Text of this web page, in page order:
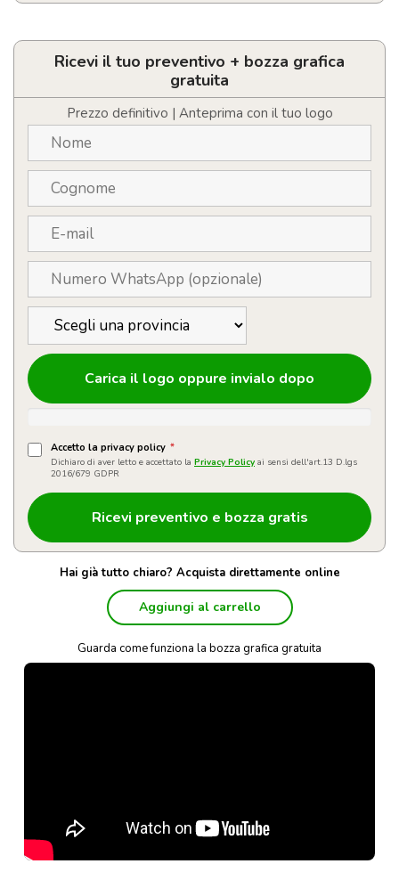
Speaker
wireless
quantità
Ricevi il tuo preventivo + bozza grafica
gratuita
Prezzo definitivo | Anteprima con il tuo logo
Carica il logo oppure invialo dopo
Accetto la privacy policy *
Dichiaro di aver letto e accettato la Privacy Policy ai sensi dell'art.13 D.lgs
2016/679 GDPR
Hai già tutto chiaro? Acquista direttamente online
Aggiungi al carrello
Guarda come funziona la bozza grafica gratuita